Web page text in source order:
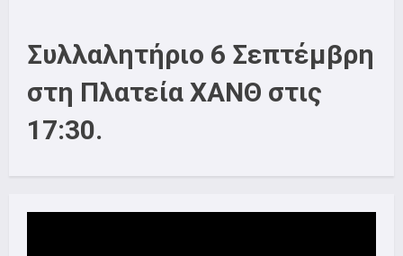
Συλλαλητήριο 6 Σεπτέμβρη
στη Πλατεία ΧΑΝΘ στις
17:30.